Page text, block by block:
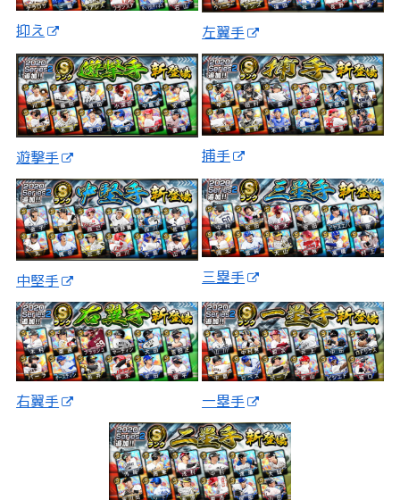
抑え 左翼手
遊撃手 捕手
中堅手 三塁手
右翼手 一塁手